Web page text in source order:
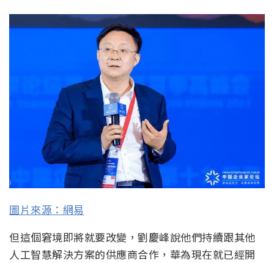
圖片來源：網易
但這個窘境即將就要改變，劉慶峰說他們持續跟其他
人工智慧解決方案的供應商合作，華為現在就已經開